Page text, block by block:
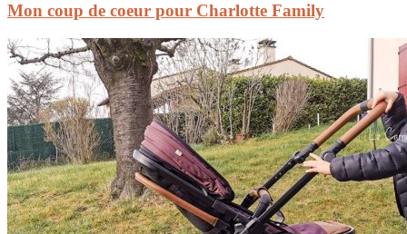
Mon coup de coeur pour Charlotte Family